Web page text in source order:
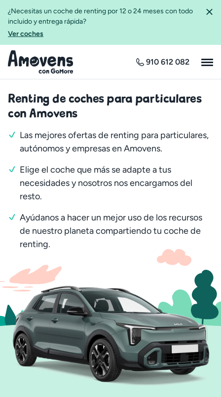
¿Necesitas un coche de renting por 12 o 24 meses con todo
incluido y entrega rápida?
Ver coches
910 612 082
Renting de coches para particulares
con Amovens
Las mejores ofertas de renting para particulares,
autónomos y empresas en Amovens.
Elige el coche que más se adapte a tus
necesidades y nosotros nos encargamos del
resto.
Ayúdanos a hacer un mejor uso de los recursos
de nuestro planeta compartiendo tu coche de
renting.